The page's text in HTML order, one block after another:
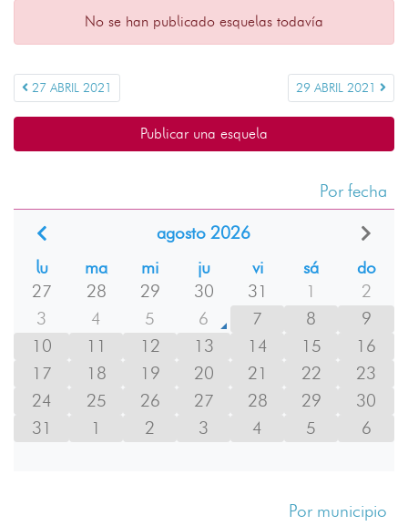
No se han publicado esquelas todavía
27 ABRIL 2021 29 ABRIL 2021
Publicar una esquela
Por fecha
agosto 2026
lu
ma mi ju vi sá
do
27
28 29 30 31 1
2
3
4 5 6 7 8
9
10
11 12 13 14 15
16
17
18 19 20 21 22
23
24
25 26 27 28 29
30
31
1 2 3 4 5 6
Por municipio